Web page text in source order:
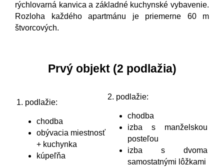
rýchlovarná kanvica a základné kuchynské vybavenie.
Rozloha každého apartmánu je priemerne 60 m
štvorcových.
Prvý objekt (2 podlažia)
1. podlažie:
chodba
obývacia miestnosť
+ kuchynka
kúpeľňa
2. podlažie:
chodba
izba s manželskou
posteľou
izba s dvoma
samostatnými lôžkami